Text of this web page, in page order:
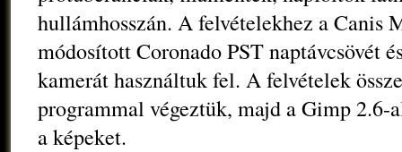
hullámhosszán. A felvételekhez a Canis
módosított Coronado PST naptávcsövét
kamerát használtuk fel. A felvételek
programmal végeztük, majd a Gimp 2.6-
a képeket.